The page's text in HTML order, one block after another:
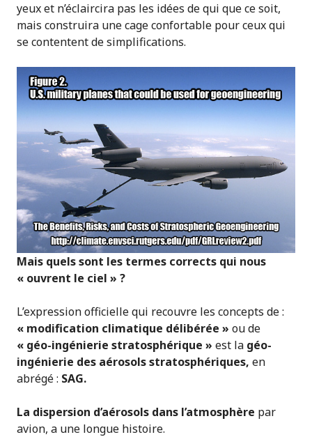
yeux et n’éclaircira pas les idées de qui que ce soit,
mais construira une cage confortable pour ceux qui
se contentent de simplifications.
Mais quels sont les termes corrects qui nous
« ouvrent le ciel » ?
L’expression officielle qui recouvre les concepts de :
« modification climatique délibérée » ou de
« géo-ingénierie stratosphérique » est la géo-
ingénierie des aérosols stratosphériques, en
abrégé : SAG.
La dispersion d’aérosols dans l’atmosphère par
avion, a une longue histoire.